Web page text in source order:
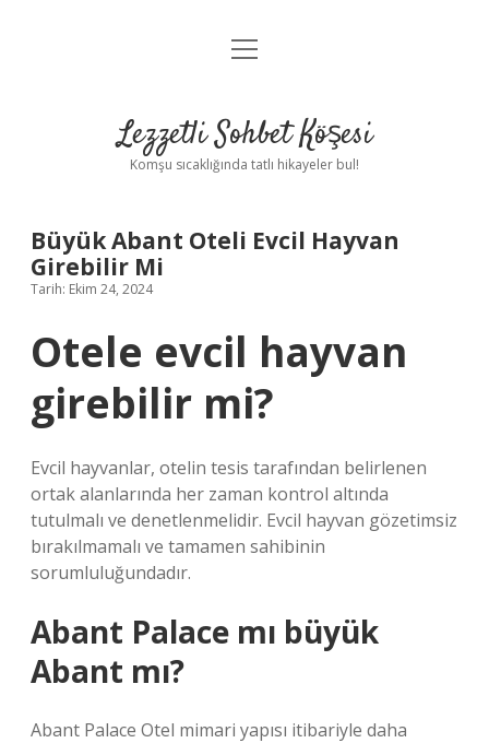
Anasayfa
Yasal Uyarı
menüyü
Lezzetli Sohbet Köşesi
Komşu sıcaklığında tatlı hikayeler bul!
Büyük Abant Oteli Evcil Hayvan
Girebilir Mi
Tarih: Ekim 24, 2024
Otele evcil hayvan
girebilir mi?
Evcil hayvanlar, otelin tesis tarafından belirlenen
ortak alanlarında her zaman kontrol altında
tutulmalı ve denetlenmelidir. Evcil hayvan gözetimsiz
bırakılmamalı ve tamamen sahibinin
sorumluluğundadır.
Abant Palace mı büyük
Abant mı?
Abant Palace Otel mimari yapısı itibariyle daha